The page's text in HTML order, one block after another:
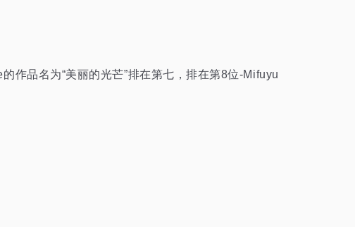
品名为“美丽的光芒”排在第七，排在第8位-Mifuyu